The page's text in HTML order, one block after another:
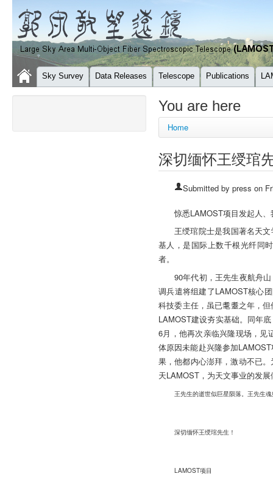
Sky Survey Data Releases Telescope Publications
You are here
Home
深切缅怀王绶琯
Submitted by press on
惊悉LAMOST项目发起人
王绶琯院士是我国著名天
基人，是国际上数千根光纤同
者。
90年代初，王先生夜航舟
调兵遣将组建了LAMOST核心
科技委主任，虽已耄耋之年，
LAMOST建设夯实基础。同年
6月，他再次亲临兴隆现场，见
体原因未能赴兴隆参加
果，他都内心澎拜，激动不已
天LAMOST，为天文事业的发
王先生的逝世似巨星陨落。王先生
深切缅怀王绶琯先生！
LAMOST项目